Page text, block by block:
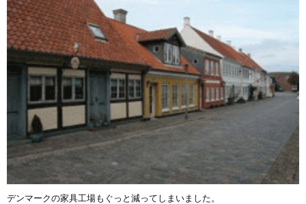
デンマークの家具工場もぐっと減ってしまいました。